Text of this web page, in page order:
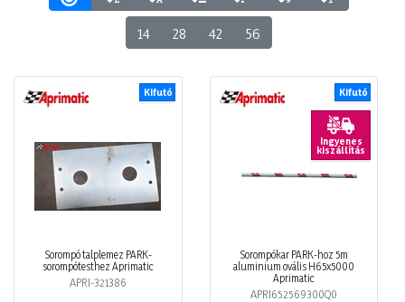
14 28 42 56
Kifutó
Sorompó talplemez PARK-
sorompótesthez Aprimatic
APRI-321386
Kifutó
Ingyenes
kiszállítás
Sorompókar PARK-hoz 5m
aluminium ovális H65x5000
Aprimatic
APRI652569300Q0